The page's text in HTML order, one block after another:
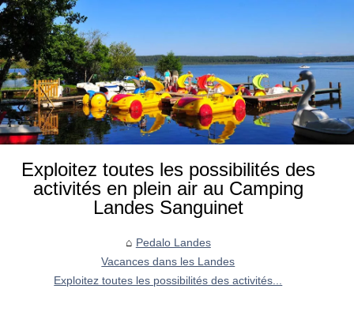
Exploitez toutes les possibilités des
activités en plein air au Camping
Landes Sanguinet
Pedalo Landes
Vacances dans les Landes
Exploitez toutes les possibilités des activités...